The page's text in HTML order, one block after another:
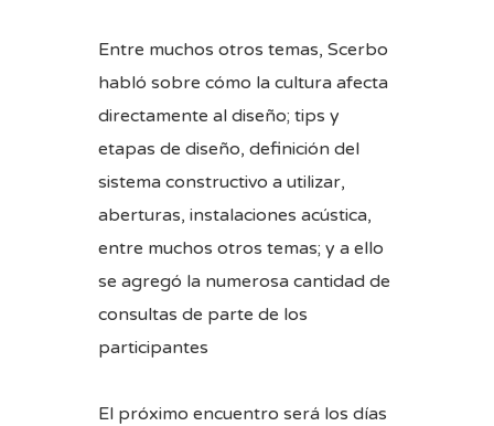
Entre muchos otros temas, Scerbo
habló sobre cómo la cultura afecta
directamente al diseño; tips y
etapas de diseño, definición del
sistema constructivo a utilizar,
aberturas, instalaciones acústica,
entre muchos otros temas; y a ello
se agregó la numerosa cantidad de
consultas de parte de los
participantes
El próximo encuentro será los días